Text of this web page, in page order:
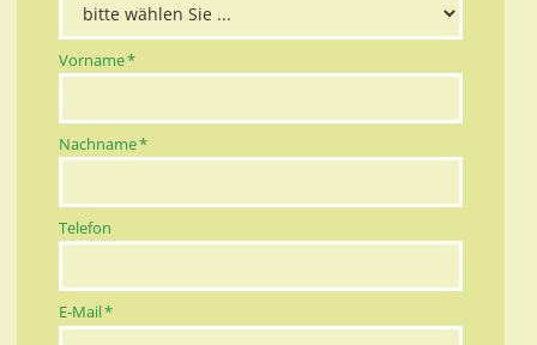
Pflichtfeld
Vorname*
Pflichtfeld
Nachname*
Telefon
Pflichtfeld
E-Mail*